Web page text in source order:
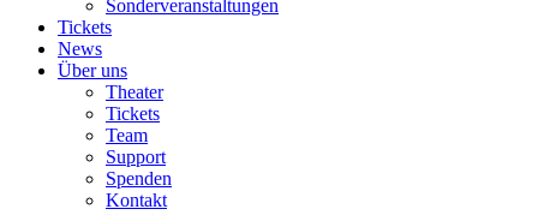
Sonderveranstaltungen
Tickets
News
Über uns
Theater
Tickets
Team
Support
Spenden
Kontakt